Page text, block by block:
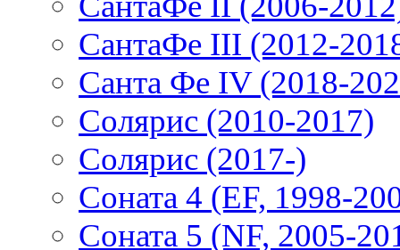
СантаФе III (2012-
Санта Фе IV (2018-
Солярис (2010-2017)
Солярис (2017-)
Соната 4 (EF, 1998-
Соната 5 (NF, 2005-